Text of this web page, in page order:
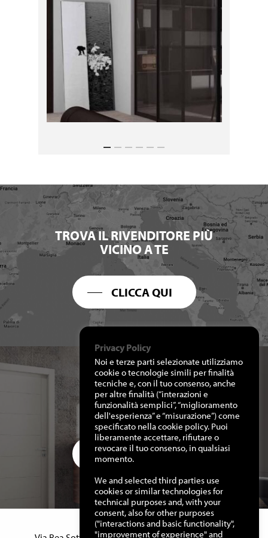
TROVA IL RIVENDITORE PIÙ
VICINO A TE
CLICCA QUI
RICHIEDI I NOSTRI
CATALOGHI
CLICCA QUI
Manuello Design Srl
Privacy Policy
Noi e terze parti selezionate utilizziamo
cookie o tecnologie simili per finalità
tecniche e, con il tuo consenso, anche
per altre finalità (“interazioni e
funzionalità semplici”, “miglioramento
dell'esperienza” e “misurazione”) come
specificato nella cookie policy. Puoi
liberamente accettare, rifiutare o
revocare il tuo consenso, in qualsiasi
momento.
We and selected third parties use
cookies or similar technologies for
technical purposes and, with your
consent, also for other purposes
("interactions and basic functionality",
"improvement of experience" and